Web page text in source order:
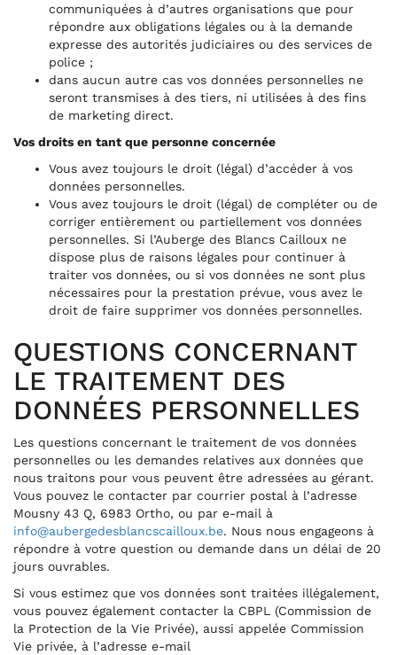
communiquées à d’autres organisations que pour
répondre aux obligations légales ou à la demande
expresse des autorités judiciaires ou des services de
police ;
dans aucun autre cas vos données personnelles ne
seront transmises à des tiers, ni utilisées à des fins
de marketing direct.
Vos droits en tant que personne concernée
Vous avez toujours le droit (légal) d’accéder à vos
données personnelles.
Vous avez toujours le droit (légal) de compléter ou de
corriger entièrement ou partiellement vos données
personnelles. Si l’Auberge des Blancs Cailloux ne
dispose plus de raisons légales pour continuer à
traiter vos données, ou si vos données ne sont plus
nécessaires pour la prestation prévue, vous avez le
droit de faire supprimer vos données personnelles.
QUESTIONS CONCERNANT
LE TRAITEMENT DES
DONNÉES PERSONNELLES
Les questions concernant le traitement de vos données
personnelles ou les demandes relatives aux données que
nous traitons pour vous peuvent être adressées au gérant.
Vous pouvez le contacter par courrier postal à l’adresse
Mousny 43 Q, 6983 Ortho, ou par e-mail à
info@aubergedesblancscailloux.be. Nous nous engageons à
répondre à votre question ou demande dans un délai de 20
jours ouvrables.
Si vous estimez que vos données sont traitées illégalement,
vous pouvez également contacter la CBPL (Commission de
la Protection de la Vie Privée), aussi appelée Commission
Vie privée, à l’adresse e-mail